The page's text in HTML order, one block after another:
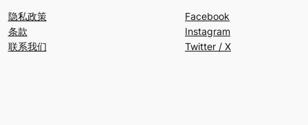
隐私政策
条款
联系我们
Facebook
Instagram
Twitter / X